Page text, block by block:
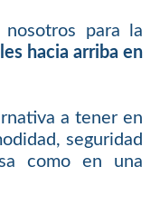
para la
hacia arriba en
a tener en
seguridad
como en una